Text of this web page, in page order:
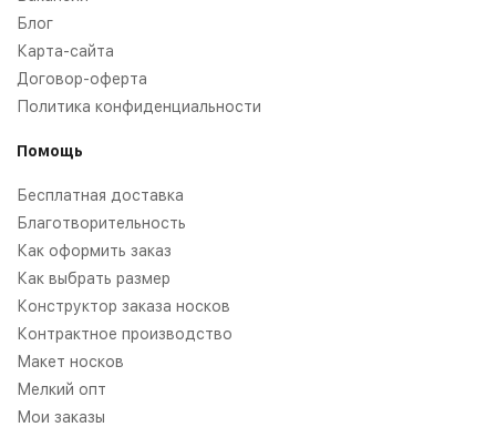
Блог
Карта-сайта
Договор-оферта
Политика конфиденциальности
Помощь
Бесплатная доставка
Благотворительность
Как оформить заказ
Как выбрать размер
Конструктор заказа носков
Контрактное производство
Макет носков
Мелкий опт
Мои заказы